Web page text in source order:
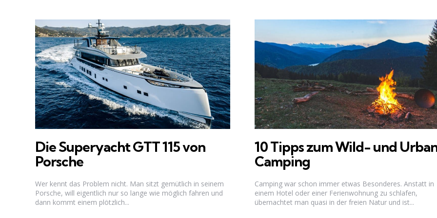
Die Superyacht GTT 115 von
Porsche
Wer kennt das Problem nicht. Man sitzt gemütlich in seinem
Porsche, will eigentlich nur so lange wie möglich fahren und
dann kommt einem plötzlich...
10 Tipps zum Wild- und
Camping
Camping war schon immer etwas Besonderes. Anstatt in
einem Hotel oder einer Ferienwohnung zu schlafen,
übernachtet man quasi in der freien Natur und ist...